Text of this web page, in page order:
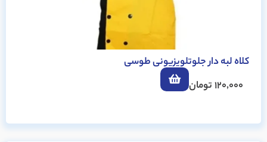
کلاه لبه دار جلوتلویزیونی طوسی
120,000تومان